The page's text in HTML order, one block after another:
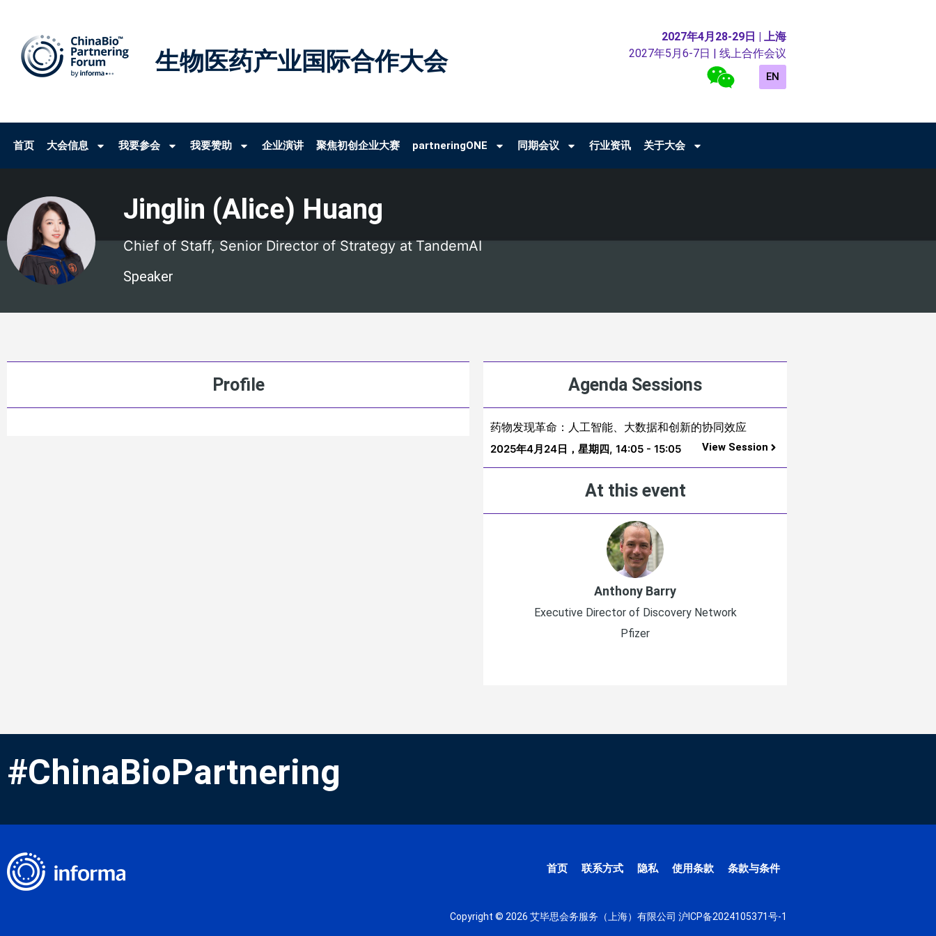
生物医药产业国际合作大会
2027年4月28-29日 | 上海
2027年5月6-7日 | 线上合作会议
EN
首页 大会信息 我要参会 我要赞助 企业演讲 聚焦初创企业大赛 partneringONE 同期会议 行业资讯 关于大会
Jinglin (Alice) Huang
Chief of Staff, Senior Director of Strategy at TandemAI
Speaker
Profile Agenda Sessions
药物发现革命：人工智能、大数据和创新的协同效应
2025年4月24日，星期四, 14:05 - 15:05 View Session
At this event
Anthony Barry
Executive Director of Discovery Network
Pfizer
#ChinaBioPartnering
首页 联系方式 隐私 使用条款 条款与条件
Copyright © 2026 艾毕思会务服务（上海）有限公司 沪ICP备2024105371号-1